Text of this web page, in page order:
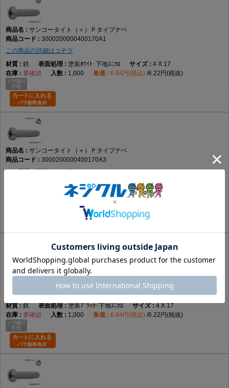
サンコータイト（＋）Ｐタイプナベ
3000200000400170A1
この商品の詳細はコチラ
鉄
塗装ﾎﾜｲﾄ･下地ﾕﾆｸﾛ
4 X 17
要確認
1,000 6.84円(税込) 6.22円(税抜)
サンコータイト（＋）Ｐタイプナベ
3000200000400170A3
この商品の詳細はコチラ
塗装ﾎﾜｲﾄ･下地三価ﾎﾜｲ
4 X 17
1,000 6.84円(税込) 6.22円(税抜)
サンコータイト（＋）Ｐタイプナベ
この商品の詳細はコチラ
鉄
塗装ﾌﾞﾗｯｸ･下地ﾕﾆｸﾛ
4 X 17
要確認
1,000 6.84円(税込) 6.22円(税抜)